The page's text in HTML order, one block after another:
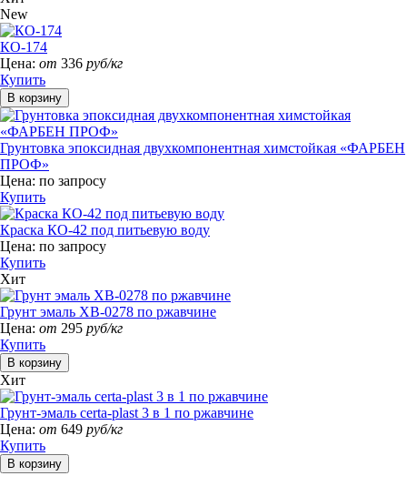
New
КО-174
Цена: от 336 руб/кг
Купить
Грунтовка эпоксидная двухкомпонентная химстойкая «ФАРБЕН
ПРОФ»
Цена: по запросу
Купить
Краска КО-42 под питьевую воду
Цена: по запросу
Купить
Хит
Грунт эмаль ХВ-0278 по ржавчине
Цена: от 295 руб/кг
Купить
Хит
Грунт-эмаль certa-plast 3 в 1 по ржавчине
Цена: от 649 руб/кг
Купить